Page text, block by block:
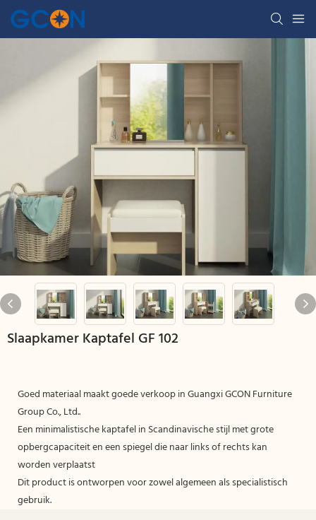
Slaapkamer Kaptafel GF 102
Goed materiaal maakt goede verkoop in Guangxi GCON Furniture
Group Co., Ltd..
Een minimalistische kaptafel in Scandinavische stijl met grote
opbergcapaciteit en een spiegel die naar links of rechts kan
worden verplaatst
Dit product is ontworpen voor zowel algemeen als specialistisch
gebruik.